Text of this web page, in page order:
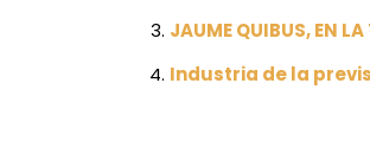
JAUME QUIBUS, EN
Industria de la